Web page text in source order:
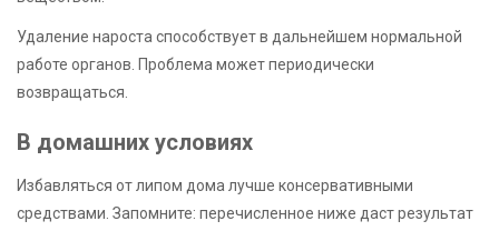
Удаление нароста способствует в дальнейшем нормальной
работе органов. Проблема может периодически
возвращаться.
В домашних условиях
Избавляться от липом дома лучше консервативными
средствами. Запомните: перечисленное ниже даст результат